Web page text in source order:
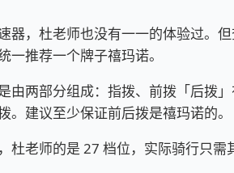
器，杜老师也没有一一的体验过。但
推荐一个牌子禧玛诺。
由两部分组成：指拨、前拨「后拨
。建议至少保证前后拨是禧玛诺的。
杜老师的是 27 档位，实际骑行只需